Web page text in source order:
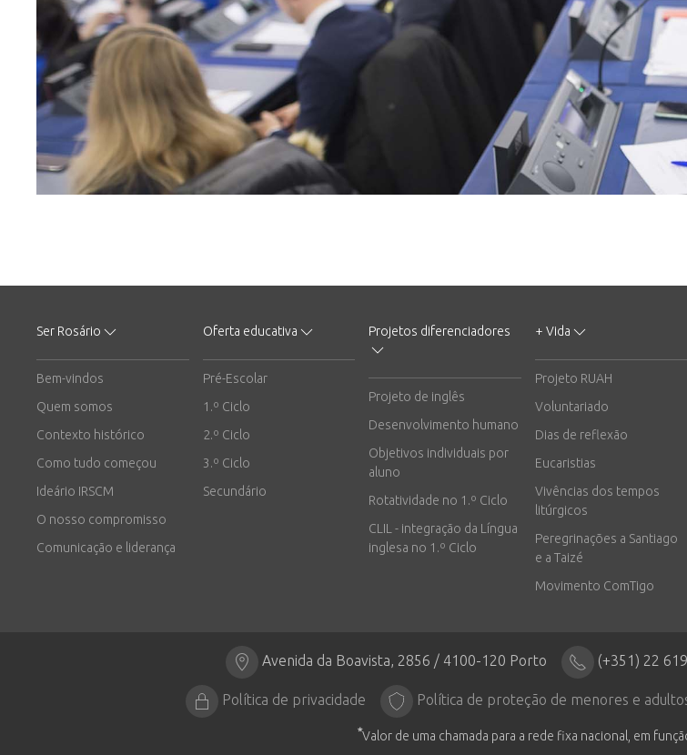
Ser Rosário
Bem-vindos
Quem somos
Contexto histórico
Como tudo começou
Ideário IRSCM
O nosso compromisso
Comunicação e liderança
Oferta educativa
Pré-Escolar
1.º Ciclo
2.º Ciclo
3.º Ciclo
Secundário
Projetos diferenciadores
Projeto de inglês
Desenvolvimento humano
Objetivos individuais por
aluno
Rotatividade no 1.º Ciclo
CLIL - integração da Língua
inglesa no 1.º Ciclo
+ Vida
Projeto RUAH
Voluntariado
Dias de reflexão
Eucaristias
Vivências dos tempos
litúrgicos
Peregrinações a Santiago
e a Taizé
Movimento ComTigo
Avenida da Boavista, 2856 / 4100-120 Porto (+351) 22
Política de privacidade Política de proteção de menores e
*Valor de uma chamada para a rede fixa nacional, em